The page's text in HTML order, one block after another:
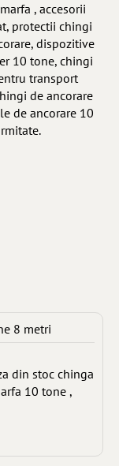
, accesorii
protectii chingi
dispozitive
10 tone, chingi
transport
de ancorare
de ancorare 10
8 metri
din stoc chinga
10 tone ,